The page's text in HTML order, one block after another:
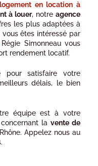
logement en location à
à louer, notre agence
les plus adaptées à
êtes intéressé par
Simonneau vous
rendement locatif.
satisfaire votre
délais, le bien
équipe est à votre
la vente de
Appelez nous au